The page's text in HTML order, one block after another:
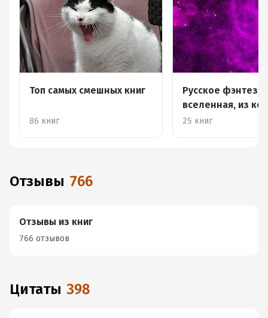
Топ самых смешных книг
86 книг
Русское фэнтези:
вселенная, из
невозможно
25 книг
Отзывы 766
Отзывы из книг
766 отзывов
Цитаты 398